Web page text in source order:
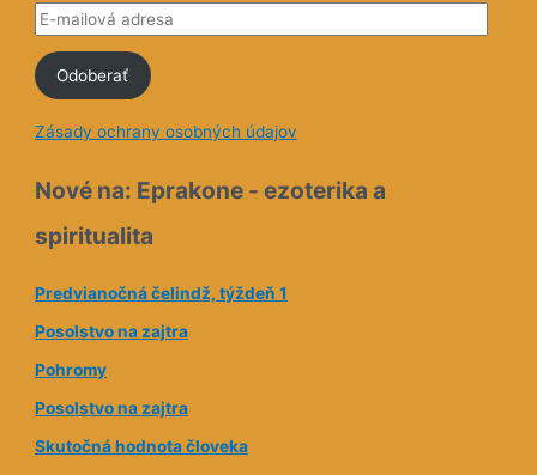
E
m
i
l
v
a
d
r
e
s
Odoberať
Zásady ochrany osobných údajov
Nové na: Eprakone - ezoterika a
spiritualita
Predvianočná čelindž, týždeň 1
Posolstvo na zajtra
Pohromy
Posolstvo na zajtra
Skutočná hodnota človeka